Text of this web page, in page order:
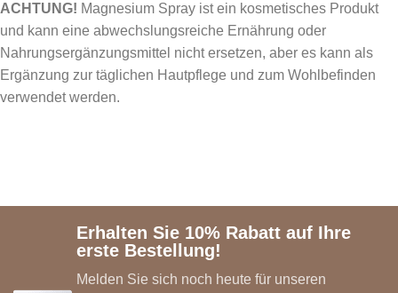
ACHTUNG! Magnesium Spray ist ein kosmetisches Produkt
und kann eine abwechslungsreiche Ernährung oder
Nahrungsergänzungsmittel nicht ersetzen, aber es kann als
Ergänzung zur täglichen Hautpflege und zum Wohlbefinden
verwendet werden.
Erhalten Sie 10% Rabatt auf Ihre
erste Bestellung!
Melden Sie sich noch heute für unseren